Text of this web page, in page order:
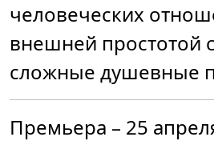
человеческих
внешней простотой
сложные душевные
Премьера – 25